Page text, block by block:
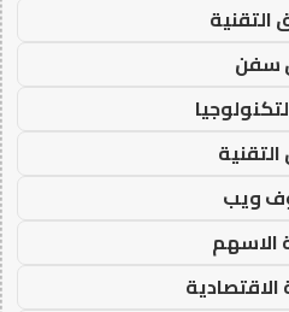
التقنية
سفن
التقنية
ويب
الاسهم